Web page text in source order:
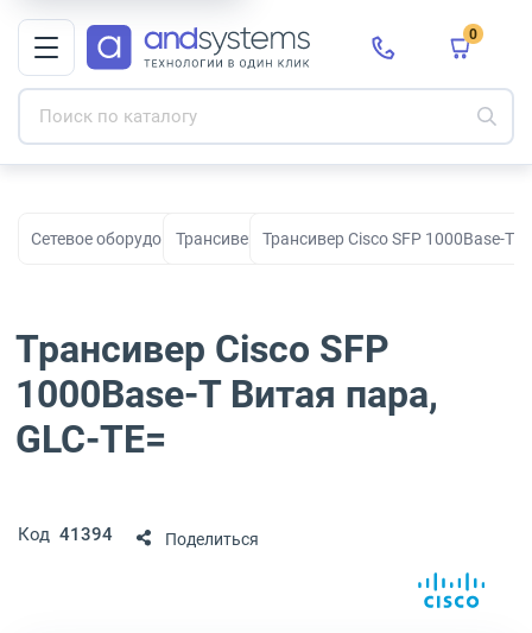
0
Сетевое оборудованиеТрансиверыТрансивер Cisco SFP 1000Base-T
Трансивер Cisco SFP
1000Base-T Витая пара,
GLC-TE=
Код 41394 Поделиться